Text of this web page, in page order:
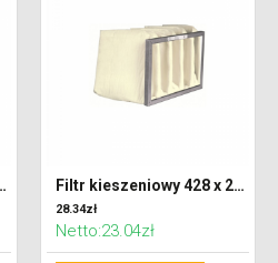
klasa F7 (ePM2,5) Filtr kieszeniowy 428 x 287 x 300 klasa G4 (Coarse 65%)
28.34zł
Netto:23.04zł